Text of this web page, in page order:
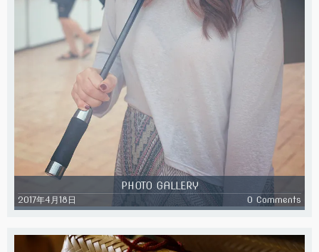
PHOTO GALLERY
2017年4月18日 0 Comments